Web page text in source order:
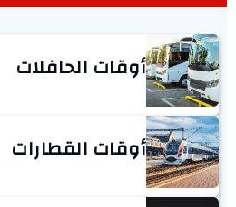
أوقات الحافلات
أوقات القطارات